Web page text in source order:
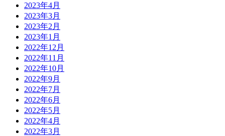
2023年4月
2023年3月
2023年2月
2023年1月
2022年12月
2022年11月
2022年10月
2022年9月
2022年7月
2022年6月
2022年5月
2022年4月
2022年3月